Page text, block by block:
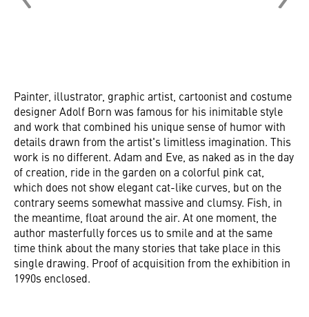
Painter, illustrator, graphic artist, cartoonist and costume
designer Adolf Born was famous for his inimitable style
and work that combined his unique sense of humor with
details drawn from the artist's limitless imagination. This
work is no different. Adam and Eve, as naked as in the day
of creation, ride in the garden on a colorful pink cat,
which does not show elegant cat-like curves, but on the
contrary seems somewhat massive and clumsy. Fish, in
the meantime, float around the air. At one moment, the
author masterfully forces us to smile and at the same
time think about the many stories that take place in this
single drawing. Proof of acquisition from the exhibition in
1990s enclosed.